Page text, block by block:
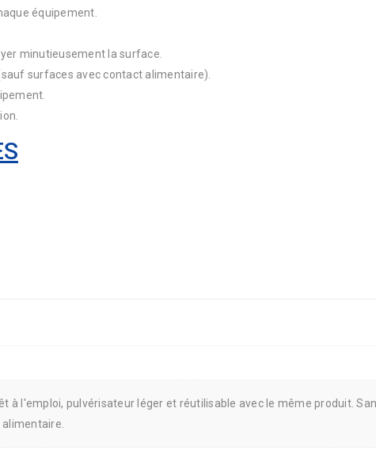
équipement.
minutieusement la surface.
surfaces avec contact alimentaire).
à l'emploi, pulvérisateur léger et réutilisable avec le même produit.